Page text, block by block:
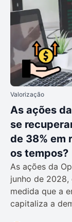
Valorização
As ações
se
de 38% em
os tempos?
As ações da
junho de 2028,
medida que a
capitaliza a